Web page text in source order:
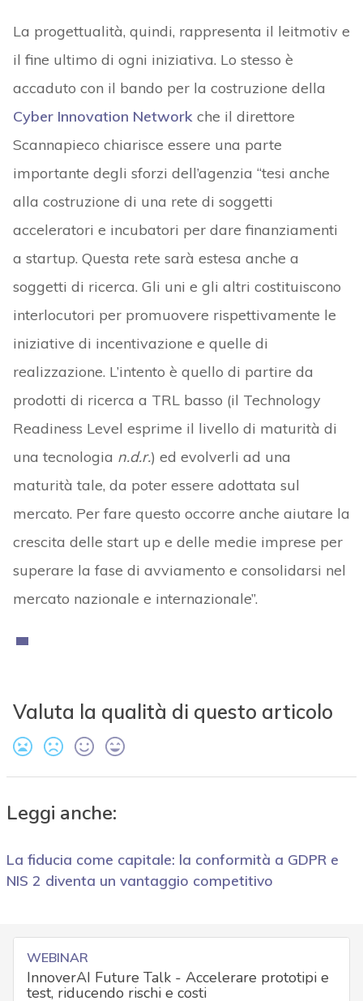
La progettualità, quindi, rappresenta il leitmotiv e
il fine ultimo di ogni iniziativa. Lo stesso è
accaduto con il bando per la costruzione della
Cyber Innovation Networkche il direttore
Scannapieco chiarisce essere una parte
importante degli sforzi dell’agenzia “tesi anche
alla costruzione di una rete di soggetti
acceleratori e incubatori per dare finanziamenti
a startup. Questa rete sarà estesa anche a
soggetti di ricerca. Gli uni e gli altri costituiscono
interlocutori per promuovere rispettivamente le
iniziative di incentivazione e quelle di
realizzazione. L’intento è quello di partire da
prodotti di ricerca a TRL basso (il Technology
Readiness Level esprime il livello di maturità di
una tecnologia n.d.r.) ed evolverli ad una
maturità tale, da poter essere adottata sul
mercato. Per fare questo occorre anche aiutare la
crescita delle start up e delle medie imprese per
superare la fase di avviamento e consolidarsi nel
mercato nazionale e internazionale”.
Valuta la qualità di questo articolo
Leggi anche:
La fiducia come capitale: la conformità a GDPR e
NIS 2 diventa un vantaggio competitivo
WEBINAR
InnoverAI Future Talk - Accelerare prototipi e
test, riducendo rischi e costi